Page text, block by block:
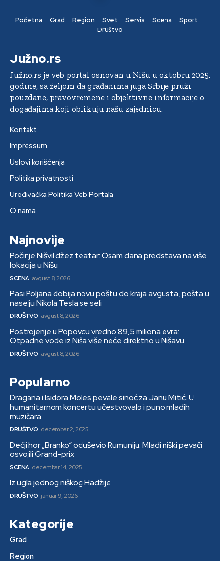
Početna Grad Region Svet Servis Scena
Sport
Društvo
Južno.rs
Južno.rs je veb portal osnovan u Nišu u oktobru 2025.
godine, sa željom da građanima juga Srbije pruži
pouzdane, pravovremene i objektivne informacije o
događajima koji oblikuju našu zajednicu.
Kontakt
Impressum
Uslovi korišćenja
Politika privatnosti
Uređivačka Politika Veb Portala
O nama
Najnovije
Počinje Nišvil džez teatar: Osam dana predstava na više
lokacija u Nišu
SCENA avgust 8, 2026
Pasi Poljana dobija novu poštu do kraja avgusta, pošta u
naselju Nikola Tesla se seli
DRUŠTVO avgust 8, 2026
Postrojenje u Popovcu vredno 89,5 miliona evra:
Otpadne vode iz Niša više neće direktno u Nišavu
DRUŠTVO avgust 8, 2026
Popularno
Dragana i Isidora Moles pevale sinoć za Janu Mitić. U
humanitarnom koncertu učestvovalo i puno mladih
muzičara
DRUŠTVO decembar 2, 2025
Dečji hor „Branko“ oduševio Rumuniju: Mladi niški pevači
osvojili Grand-prix
SCENA decembar 14, 2025
Iz ugla jednog niškog Hadžije
DRUŠTVO januar 9, 2026
Kategorije
Grad
Region